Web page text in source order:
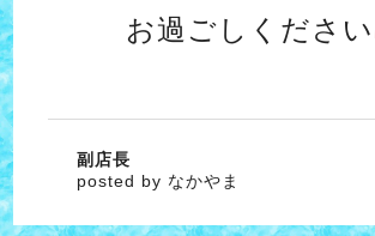
お過ごしください
副店長
posted by なかやま